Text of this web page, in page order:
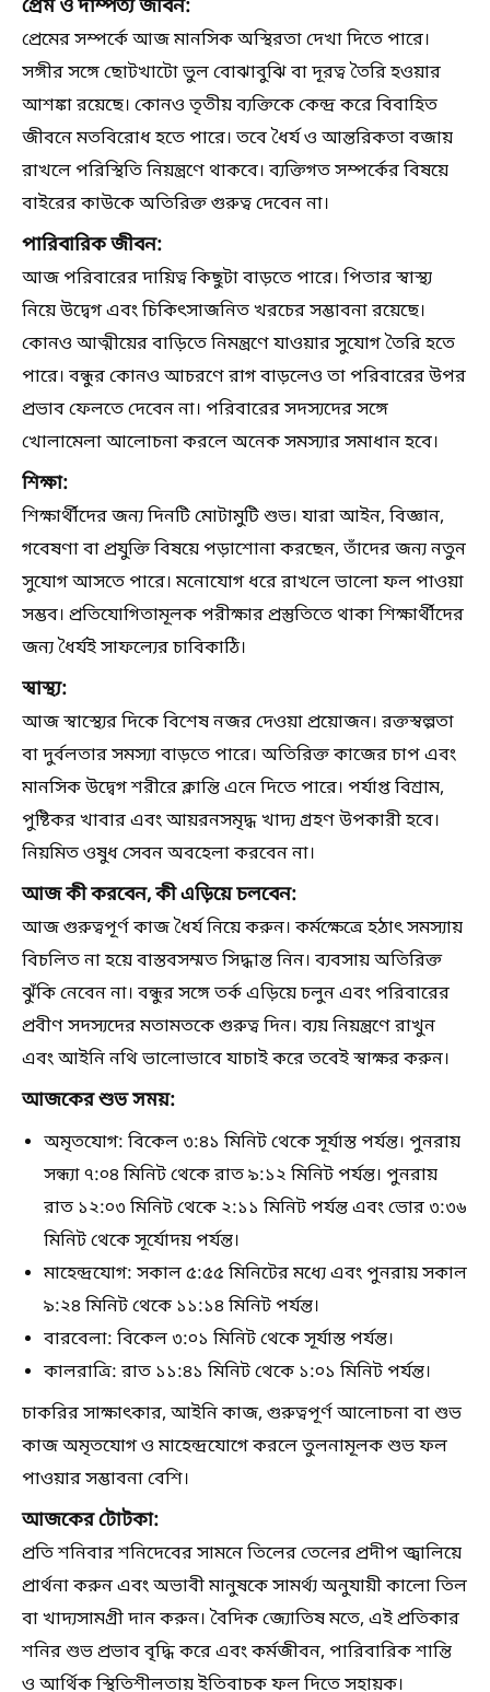
প্রেম ও দাম্পত্য জীবন:
প্রেমের সম্পর্কে আজ মানসিক অস্থিরতা দেখা দিতে পারে।
সঙ্গীর সঙ্গে ছোটখাটো ভুল বোঝাবুঝি বা দূরত্ব তৈরি হওয়ার
আশঙ্কা রয়েছে। কোনও তৃতীয় ব্যক্তিকে কেন্দ্র করে বিবাহিত
জীবনে মতবিরোধ হতে পারে। তবে ধৈর্য ও আন্তরিকতা বজায়
রাখলে পরিস্থিতি নিয়ন্ত্রণে থাকবে। ব্যক্তিগত সম্পর্কের বিষয়ে
বাইরের কাউকে অতিরিক্ত গুরুত্ব দেবেন না।
পারিবারিক জীবন:
আজ পরিবারের দায়িত্ব কিছুটা বাড়তে পারে। পিতার স্বাস্থ্য
নিয়ে উদ্বেগ এবং চিকিৎসাজনিত খরচের সম্ভাবনা রয়েছে।
কোনও আত্মীয়ের বাড়িতে নিমন্ত্রণে যাওয়ার সুযোগ তৈরি হতে
পারে। বন্ধুর কোনও আচরণে রাগ বাড়লেও তা পরিবারের উপর
প্রভাব ফেলতে দেবেন না। পরিবারের সদস্যদের সঙ্গে
খোলামেলা আলোচনা করলে অনেক সমস্যার সমাধান হবে।
শিক্ষা:
শিক্ষার্থীদের জন্য দিনটি মোটামুটি শুভ। যারা আইন, বিজ্ঞান,
গবেষণা বা প্রযুক্তি বিষয়ে পড়াশোনা করছেন, তাঁদের জন্য নতুন
সুযোগ আসতে পারে। মনোযোগ ধরে রাখলে ভালো ফল পাওয়া
সম্ভব। প্রতিযোগিতামূলক পরীক্ষার প্রস্তুতিতে থাকা শিক্ষার্থীদের
জন্য ধৈর্যই সাফল্যের চাবিকাঠি।
স্বাস্থ্য:
আজ স্বাস্থ্যের দিকে বিশেষ নজর দেওয়া প্রয়োজন। রক্তস্বল্পতা
বা দুর্বলতার সমস্যা বাড়তে পারে। অতিরিক্ত কাজের চাপ এবং
মানসিক উদ্বেগ শরীরে ক্লান্তি এনে দিতে পারে। পর্যাপ্ত বিশ্রাম,
পুষ্টিকর খাবার এবং আয়রনসমৃদ্ধ খাদ্য গ্রহণ উপকারী হবে।
নিয়মিত ওষুধ সেবন অবহেলা করবেন না।
আজ কী করবেন, কী এড়িয়ে চলবেন:
আজ গুরুত্বপূর্ণ কাজ ধৈর্য নিয়ে করুন। কর্মক্ষেত্রে হঠাৎ সমস্যায়
বিচলিত না হয়ে বাস্তবসম্মত সিদ্ধান্ত নিন। ব্যবসায় অতিরিক্ত
ঝুঁকি নেবেন না। বন্ধুর সঙ্গে তর্ক এড়িয়ে চলুন এবং পরিবারের
প্রবীণ সদস্যদের মতামতকে গুরুত্ব দিন। ব্যয় নিয়ন্ত্রণে রাখুন
এবং আইনি নথি ভালোভাবে যাচাই করে তবেই স্বাক্ষর করুন।
আজকের শুভ সময়:
অমৃতযোগ: বিকেল ৩:৪১ মিনিট থেকে সূর্যাস্ত পর্যন্ত। পুনরায়
সন্ধ্যা ৭:০৪ মিনিট থেকে রাত ৯:১২ মিনিট পর্যন্ত। পুনরায়
রাত ১২:০৩ মিনিট থেকে ২:১১ মিনিট পর্যন্ত এবং ভোর ৩:৩৬
মিনিট থেকে সূর্যোদয় পর্যন্ত।
মাহেন্দ্রযোগ: সকাল ৫:৫৫ মিনিটের মধ্যে এবং পুনরায় সকাল
৯:২৪ মিনিট থেকে ১১:১৪ মিনিট পর্যন্ত।
বারবেলা: বিকেল ৩:০১ মিনিট থেকে সূর্যাস্ত পর্যন্ত।
কালরাত্রি: রাত ১১:৪১ মিনিট থেকে ১:০১ মিনিট পর্যন্ত।
চাকরির সাক্ষাৎকার, আইনি কাজ, গুরুত্বপূর্ণ আলোচনা বা শুভ
কাজ অমৃতযোগ ও মাহেন্দ্রযোগে করলে তুলনামূলক শুভ ফল
পাওয়ার সম্ভাবনা বেশি।
আজকের টোটকা:
প্রতি শনিবার শনিদেবের সামনে তিলের তেলের প্রদীপ জ্বালিয়ে
প্রার্থনা করুন এবং অভাবী মানুষকে সামর্থ্য অনুযায়ী কালো তিল
বা খাদ্যসামগ্রী দান করুন। বৈদিক জ্যোতিষ মতে, এই প্রতিকার
শনির শুভ প্রভাব বৃদ্ধি করে এবং কর্মজীবন, পারিবারিক শান্তি
ও আর্থিক স্থিতিশীলতায় ইতিবাচক ফল দিতে সহায়ক।